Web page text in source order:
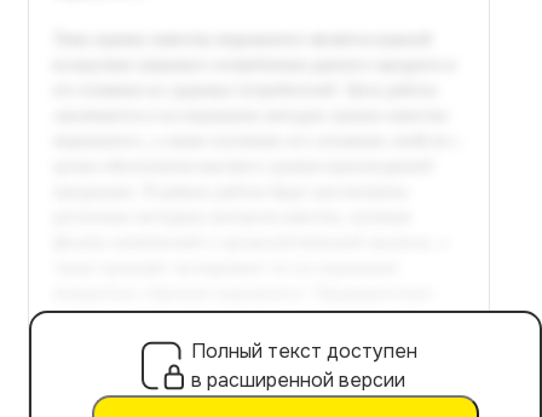
Полный текст доступен
в расширенной версии